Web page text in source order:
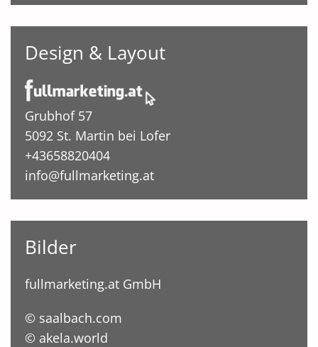
Design & Layout
Grubhof 57
5092 St. Martin bei Lofer
+43658820404
info@fullmarketing.at
Bilder
fullmarketing.at GmbH
© saalbach.com
© akela.world